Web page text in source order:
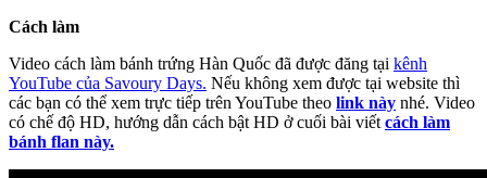
Cách làm
Video cách làm bánh trứng Hàn Quốc đã được đăng tại kênh
YouTube của Savoury Days. Nếu không xem được tại website thì
các bạn có thể xem trực tiếp trên YouTube theo link này nhé. Video
có chế độ HD, hướng dẫn cách bật HD ở cuối bài viết cách làm
bánh flan này.